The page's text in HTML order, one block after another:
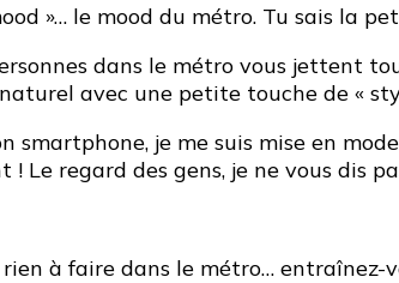
»… le mood du métro. Tu sais
dans le métro vous jettent
avec une petite touche de «
smartphone, je me suis mise en
Le regard des gens, je ne vous dis
rien à faire dans le métro…